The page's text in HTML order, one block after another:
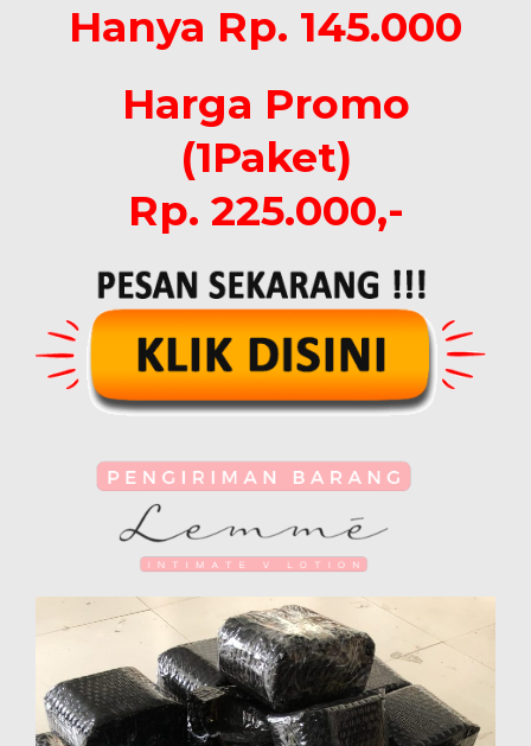
Hanya Rp. 145.000
Harga Promo
(1Paket)
Rp. 225.000,-